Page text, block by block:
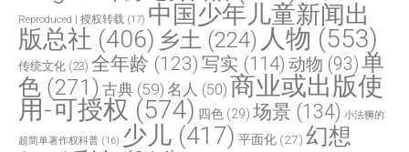
Reproduced | 授权转载 (17) 中国少年儿童新闻出
版总社 (406) 乡土 (224) 人物 (553)
传统文化 (23) 全年龄 (123) 写实 (114) 动物 (93)单
色 (271) 古典 (59) 名人 (50) 商业或出版使
用-可授权 (574) 四色 (29) 场景 (134) 小法狮的
超简单著作权科普 (16) 少儿 (417) 平面化 (27) 幻想